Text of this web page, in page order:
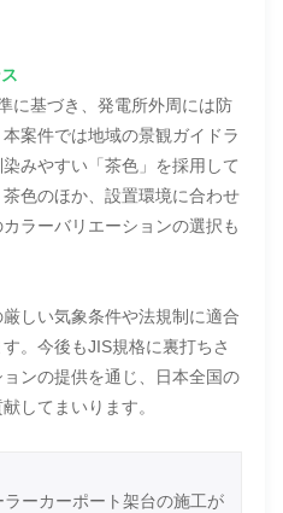
に基づき、発電所外周には防
案件では地域の景観ガイドラ
みやすい「茶色」を採用して
色のほか、設置環境に合わせ
ラーバリエーションの選択も
しい気象条件や法規制に適合
。今後もJIS規格に裏打ちさ
ンの提供を通じ、日本全国の
してまいります。
ーカーポート架台の施工が